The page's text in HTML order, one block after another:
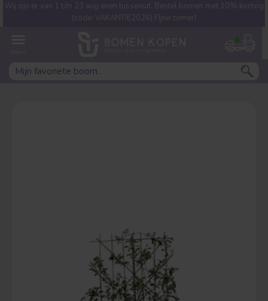
0
Wij zijn er van 1 t/m 23 aug even tussenuit. Bestel bomen met 10% korting
(code: VAKANTIE2026) FIjne zomer!
Welke boom ben jij naar op